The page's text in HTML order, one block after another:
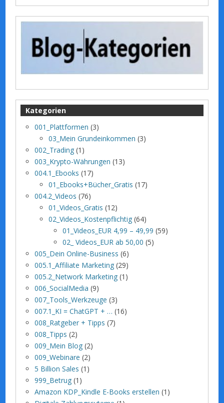
Kategorien
001_Plattformen (3)
03_Mein Grundeinkommen (3)
002_Trading (1)
003_Krypto-Währungen (13)
004.1_Ebooks (17)
01_Ebooks+Bücher_Gratis (17)
004.2_Videos (76)
01_Videos_Gratis (12)
02_Videos_Kostenpflichtig (64)
01_Videos_EUR 4,99 – 49,99 (59)
02_ Videos_EUR ab 50,00 (5)
005_Dein Online-Business (6)
005.1_Affiliate Marketing (29)
005.2_Network Marketing (1)
006_SocialMedia (9)
007_Tools_Werkzeuge (3)
007.1_KI = ChatGPT + … (16)
008_Ratgeber + Tipps (7)
008_Tipps (2)
009_Mein Blog (2)
009_Webinare (2)
5 Billion Sales (1)
999_Betrug (1)
Amazon KDP_Kindle E-Books erstellen (1)